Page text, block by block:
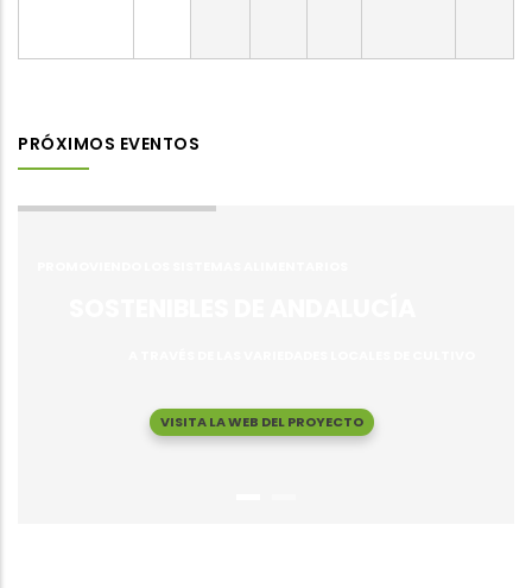
PRÓXIMOS EVENTOS
VISITA LA WEB DEL PROYECTO